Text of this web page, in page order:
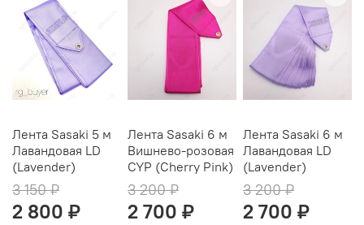
Лента Sasaki 5 м
Лавандовая LD
(Lavender)
3 150 ₽
2 800 ₽
Лента Sasaki 6 м
Вишнево-розовая
CYP (Cherry Pink)
3 200 ₽
2 700 ₽
Лента Sasaki 6 м
Лавандовая LD
(Lavender)
3 200 ₽
2 700 ₽